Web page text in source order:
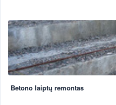
Betono laiptų remontas